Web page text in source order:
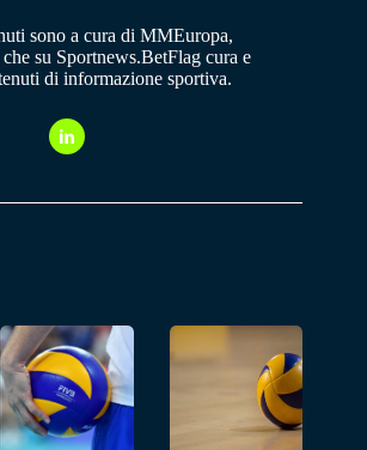
sono a cura di MMEuropa,
su Sportnews.BetFlag cura e
di informazione sportiva.